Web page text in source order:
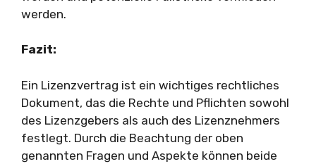
werden.
Fazit:
Ein Lizenzvertrag ist ein wichtiges rechtliches
Dokument, das die Rechte und Pflichten sowohl
des Lizenzgebers als auch des Lizenznehmers
festlegt. Durch die Beachtung der oben
genannten Fragen und Aspekte können beide